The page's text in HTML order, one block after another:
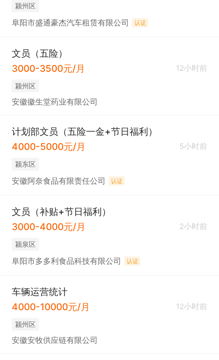
颍州区
阜阳市盛通豪杰汽车租赁有限公司 认证
文员（五险）
3000-3500元/月
12小时前
颍州区
安徽徽生堂药业有限公司
计划部文员（五险一金+节日福利）
4000-5000元/月
5小时前
颍东区
安徽阿奈食品有限责任公司 认证
文员（补贴+节日福利）
3000-4000元/月
2小时前
颍泉区
阜阳市多多利食品科技有限公司 认证
车辆运营统计
4000-10000元/月
12小时前
颍州区
安徽安牧供应链有限公司